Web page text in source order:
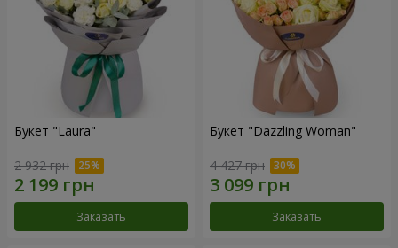
Букет "Laura"
2 932 грн
Заказать
Букет "Dazzling Woman"
4 427 грн
Заказать